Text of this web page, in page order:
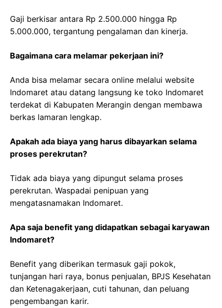
Gaji berkisar antara Rp 2.500.000 hingga Rp
5.000.000, tergantung pengalaman dan kinerja.
Bagaimana cara melamar pekerjaan ini?
Anda bisa melamar secara online melalui website
Indomaret atau datang langsung ke toko Indomaret
terdekat di Kabupaten Merangin dengan membawa
berkas lamaran lengkap.
Apakah ada biaya yang harus dibayarkan selama
proses perekrutan?
Tidak ada biaya yang dipungut selama proses
perekrutan. Waspadai penipuan yang
mengatasnamakan Indomaret.
Apa saja benefit yang didapatkan sebagai karyawan
Indomaret?
Benefit yang diberikan termasuk gaji pokok,
tunjangan hari raya, bonus penjualan, BPJS Kesehatan
dan Ketenagakerjaan, cuti tahunan, dan peluang
pengembangan karir.